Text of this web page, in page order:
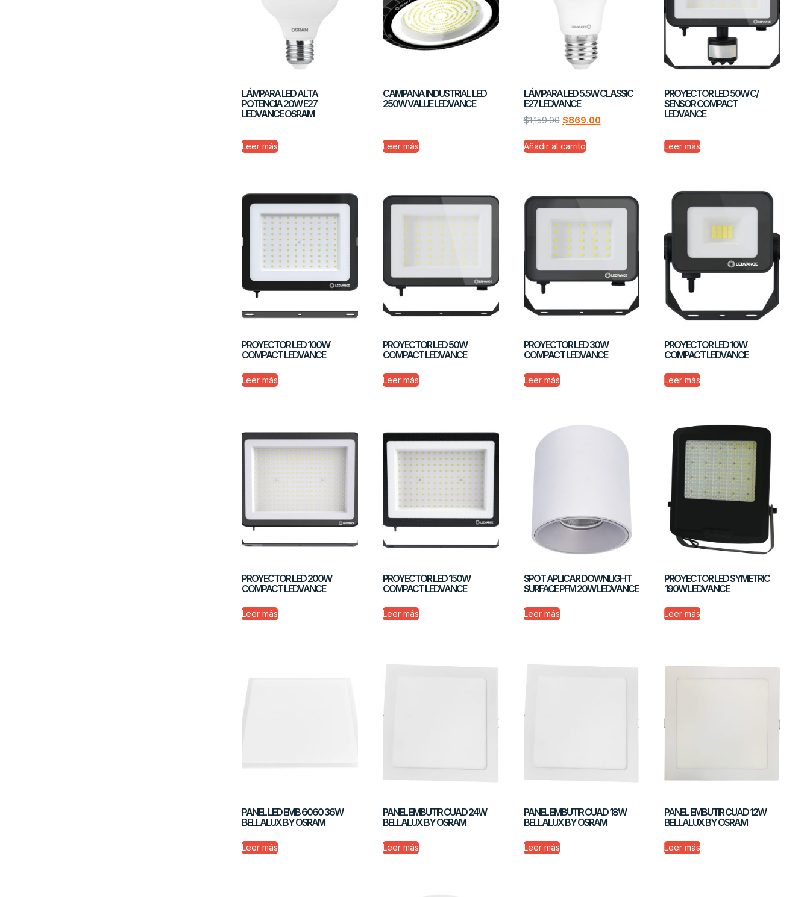
LÁMPARA LED ALTA
POTENCIA 20W E27
LEDVANCE OSRAM
Leer más
CAMPANA INDUSTRIAL LED
250W VALUE LEDVANCE
Leer más
LÁMPARA LED 5.5W CLASSIC
E27 LEDVANCE
$1,159.00 $869.00
Añadir al carrito
PROYECTOR LED 50W C/
SENSOR COMPACT
LEDVANCE
Leer más
PROYECTOR LED 100W
COMPACT LEDVANCE
Leer más
PROYECTOR LED 50W
COMPACT LEDVANCE
Leer más
PROYECTOR LED 30W
COMPACT LEDVANCE
Leer más
PROYECTOR LED 10W
COMPACT LEDVANCE
Leer más
PROYECTOR LED 200W
COMPACT LEDVANCE
Leer más
PROYECTOR LED 150W
COMPACT LEDVANCE
Leer más
SPOT APLICAR DOWNLIGHT
SURFACE PFM 20W LEDVANCE
Leer más
PROYECTOR LED SYMETRIC
190W LEDVANCE
Leer más
PANEL LED EMB 6060 36W
BELLALUX BY OSRAM
Leer más
PANEL EMBUTIR CUAD 24W
BELLALUX BY OSRAM
Leer más
PANEL EMBUTIR CUAD 18W
BELLALUX BY OSRAM
Leer más
PANEL EMBUTIR CUAD 12W
BELLALUX BY OSRAM
Leer más